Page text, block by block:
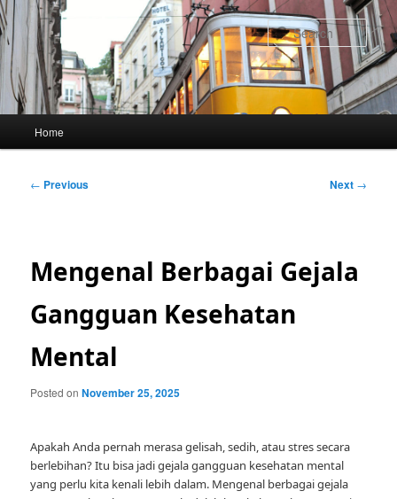
Skip
to
primary
content
Home
Post
← Previous Next →
Mengenal Berbagai Gejala
Gangguan Kesehatan
Mental
Posted onNovember 25, 2025
Apakah Anda pernah merasa gelisah, sedih, atau stres secara
berlebihan? Itu bisa jadi gejala gangguan kesehatan mental
yang perlu kita kenali lebih dalam. Mengenal berbagai gejala